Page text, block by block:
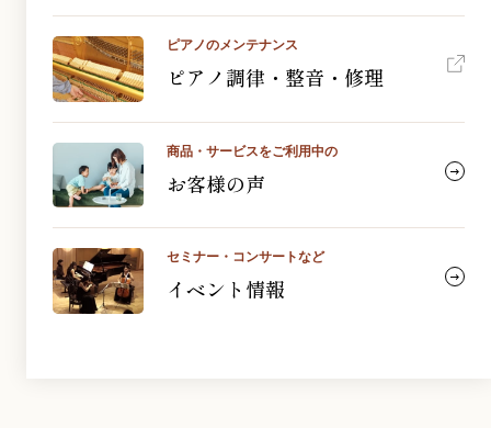
ピアノのメンテナンス
ピアノ調律・整音・修理
商品・サービスをご利用中の
お客様の声
セミナー・コンサートなど
イベント情報